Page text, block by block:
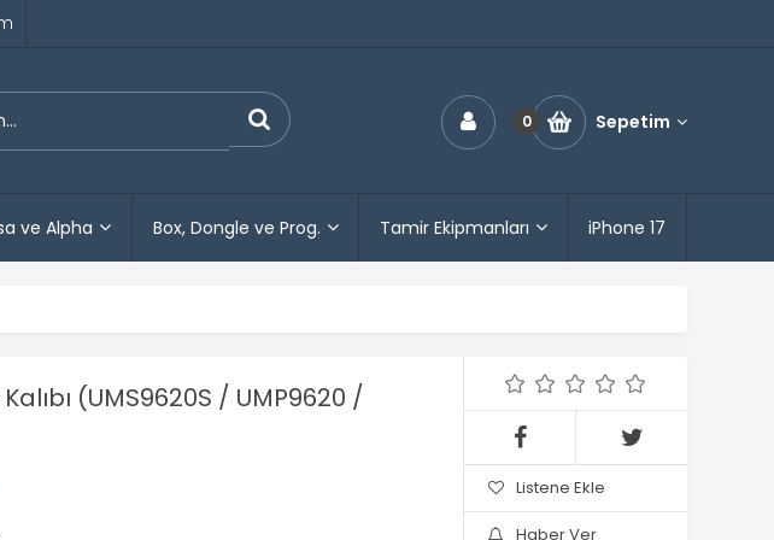
0 Sepetim
ve Alpha Box, Dongle ve Prog. Tamir Ekipmanları iPhone 17
(UMS9620S / UMP9620 /
Listene Ekle
Haber Ver